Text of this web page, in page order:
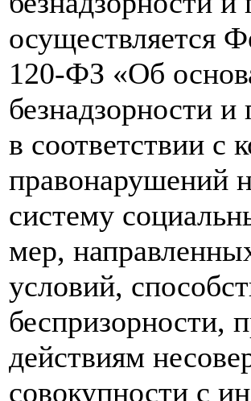
осуществляется
120-ФЗ «Об
безнадзорности
в соответствии с
правонарушений
систему
мер,
условий,
беспризорности,
действиям
совокупности с